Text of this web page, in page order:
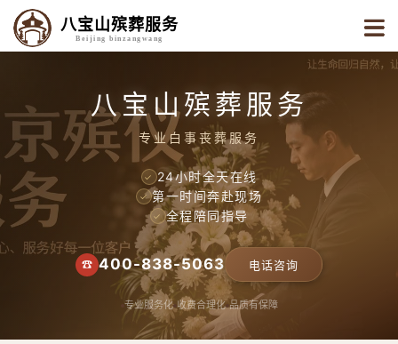
八宝山殡葬服务
Beijing binzangwang
八宝山殡葬服务
专业白事丧葬服务
✓ 24小时全天在线
✓ 第一时间奔赴现场
✓ 全程陪同指导
☎ 400-838-5063 电话咨询
专业服务化 收费合理化 品质有保障